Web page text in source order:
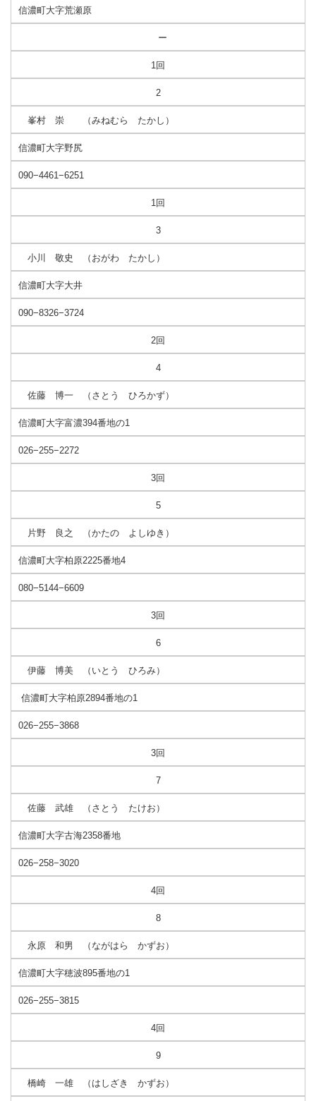
信濃町大字荒瀬原
ー
1回
2
峯村 崇 （みねむら たかし）
信濃町大字野尻
090−4461−6251
1回
3
小川 敬史 （おがわ たかし）
信濃町大字大井
090−8326−3724
2回
4
佐藤 博一 （さとう ひろかず）
信濃町大字富濃394番地の1
026−255−2272
3回
5
片野 良之 （かたの よしゆき）
信濃町大字柏原2225番地4
080−5144−6609
3回
6
伊藤 博美 （いとう ひろみ）
信濃町大字柏原2894番地の1
026−255−3868
3回
7
佐藤 武雄 （さとう たけお）
信濃町大字古海2358番地
026−258−3020
4回
8
永原 和男 （ながはら かずお）
信濃町大字穂波895番地の1
026−255−3815
4回
9
橋崎 一雄 （はしざき かずお）